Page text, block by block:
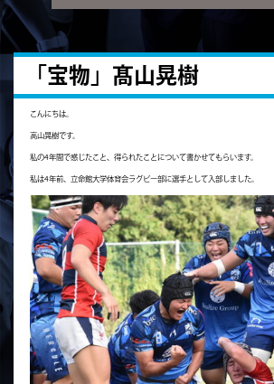
「宝物」髙山晃樹
こんにちは。
高山晃樹です。
私の4年間で感じたこと、得られたことについて書かせてもらいます。
私は4年前、立命館大学体育会ラグビー部に選手として入部しました。